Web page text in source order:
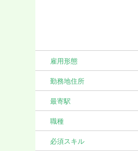
雇用形態
勤務地住所
最寄駅
職種
必須スキル